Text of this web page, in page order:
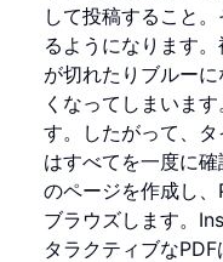
して投稿すること
るようになります
が切れたりブルー
くなってしまいま
す。したがって、
はすべてを一度に
のページを作成し
ブラウズします。
タラクティブな